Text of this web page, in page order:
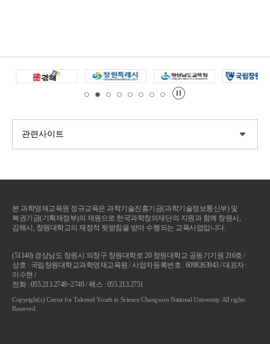
본 과학영재교육원 정규교육은 과학기술진흥기금(과학기술정보통신부) 및
복권기금(기획재정부)의 재원으로 한국과학창의재단의 지원과 함께 창원시,
김해시, 창원대학교의 재정적 뒷받침을 받아 수행되는 교육사업입니다.
(51140) 경상남도 창원시 의창구 창원대학로 20 창원대학교 공동기기원 216호 /
상호 : 국립창원대학교과학영재교육원 / 사업자등록번호 : 6098263943 / 대표자 :
이수현 /
전화 : 055.213.2748~2749 / 팩스 : 055.213.2751
Copyright(c) Center for Talented Youth in Science Changwon National University. All rights
Reserved.